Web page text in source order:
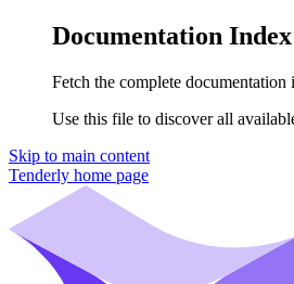
Documentation Index
Fetch the complete documentation
Use this file to discover all
Skip to main content
Tenderly home page